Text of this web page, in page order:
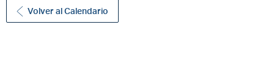
Volver al Calendario